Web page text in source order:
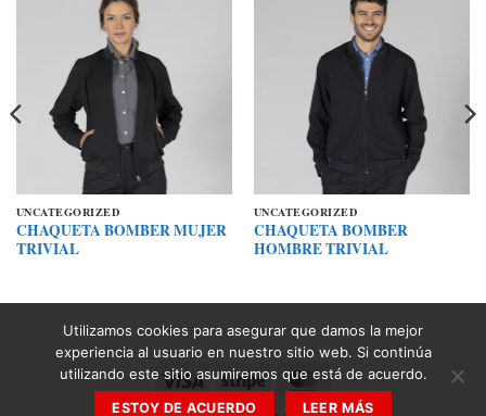
UNCATEGORIZED
CHAQUETA BOMBER MUJER
TRIVIAL
UNCATEGORIZED
CHAQUETA BOMBER
HOMBRE TRIVIAL
Visa Stripe
MasterCard
Utilizamos cookies para asegurar que damos la mejor
experiencia al usuario en nuestro sitio web. Si continúa
utilizando este sitio asumiremos que está de acuerdo.
ESTOY DE ACUERDO LEER MÁS